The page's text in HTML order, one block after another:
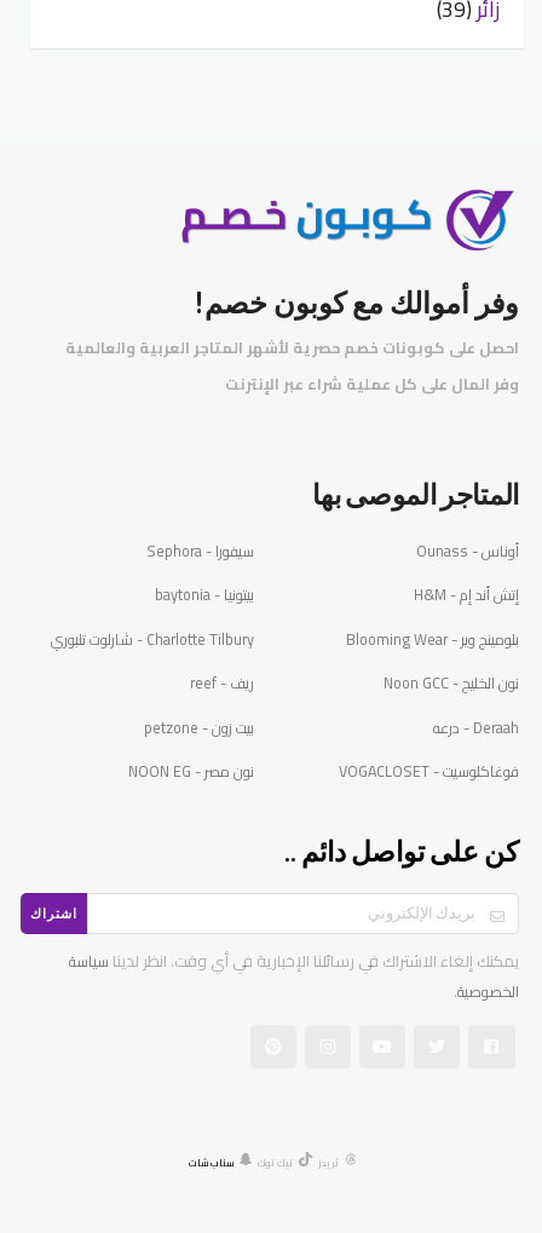
زائر(39)
وفر أموالك مع كوبون خصم!
احصل على كوبونات خصم حصرية لأشهر المتاجر العربية والعالمية
وفر المال على كل عملية شراء عبر الإنترنت
المتاجر الموصى بها
أوناس - Ounass
سيفورا - Sephora
إتش أند إم - H&M
بيتونيا - baytonia
بلومينج وير - Blooming Wear
Charlotte Tilbury - شارلوت تلبوري
نون الخليج - Noon GCC
ريف - reef
Deraah - درعه
بيت زون - petzone
فوغاكلوسيت - VOGACLOSET
نون مصر - NOON EG
كن على تواصل دائم ..
اشتراك
يمكنك إلغاء الاشتراك في رسائلنا الإخبارية في أي وقت. انظر لدينا سياسة
الخصوصية.
ثريدز تيك توك سناب شات